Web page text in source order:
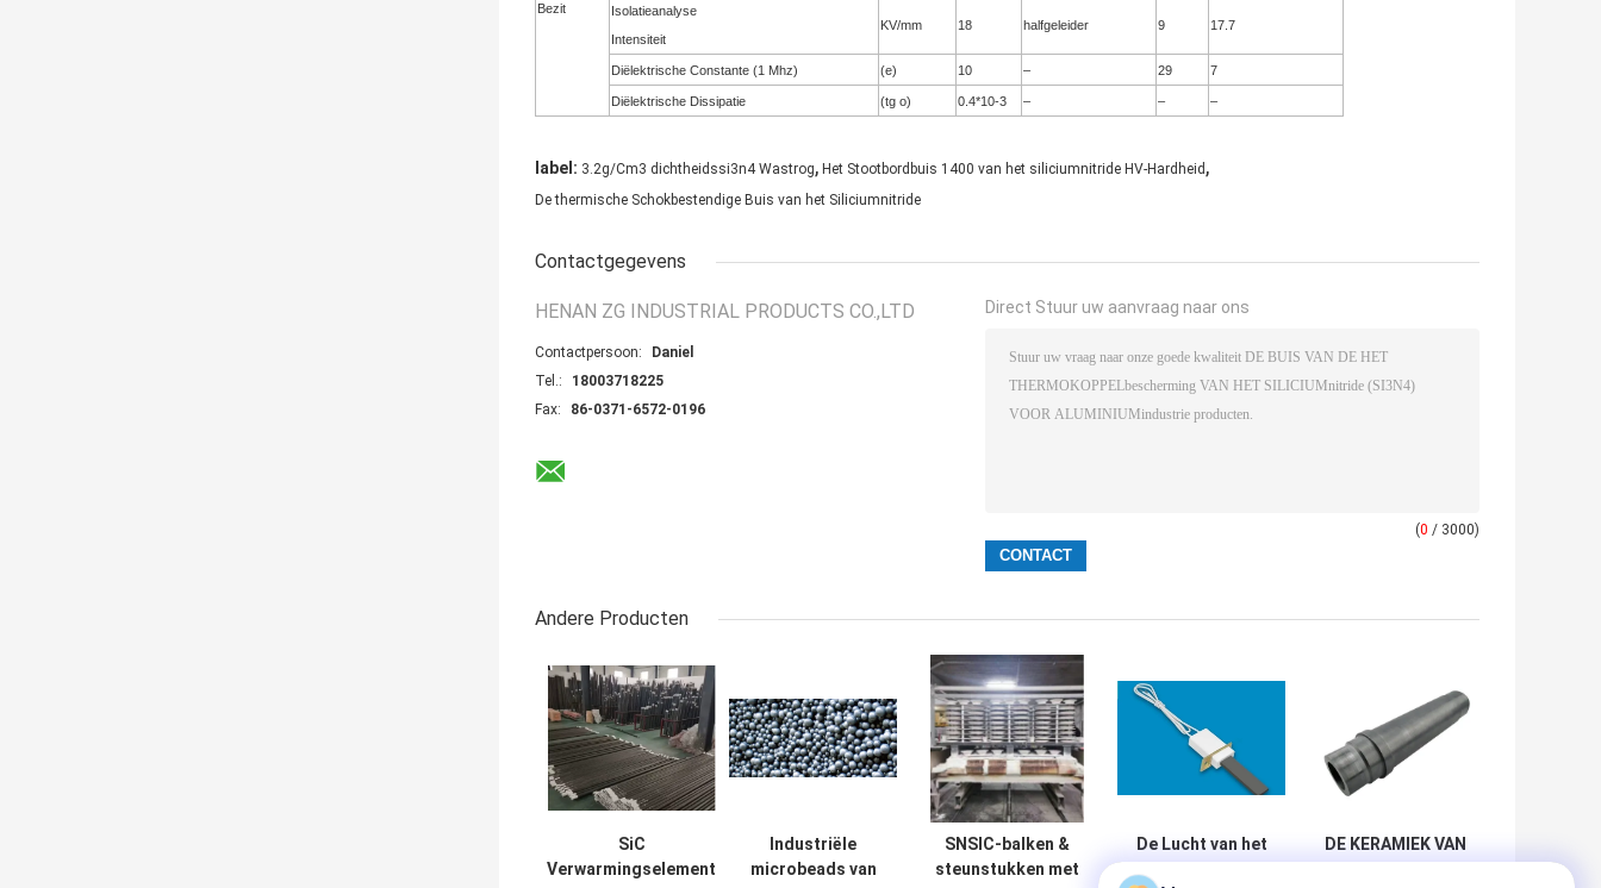
Bezit
Isolatieanalyse
Intensiteit
KV/mm 18 halfgeleider 9 17.7
Diëlektrische Constante (1 Mhz) (e) 10 – 29 7
Diëlektrische Dissipatie (tg o) 0.4*10-3 – – –
label: 3.2g/Cm3 dichtheidssi3n4 Wastrog, Het Stootbordbuis 1400 van het siliciumnitride HV-Hardheid ,
De thermische Schokbestendige Buis van het Siliciumnitride
Contactgegevens
HENAN ZG INDUSTRIAL PRODUCTS CO.,LTD
Contactpersoon:
Daniel
Tel.:
18003718225
Fax:
86-0371-6572-0196
Direct Stuur uw aanvraag naar ons
(0 / 3000)
Andere Producten
SiC
Verwarmingselement
Industriële
microbeads van
SNSIC-balken &
steunstukken met
De Lucht van het
DE KERAMIEK VAN